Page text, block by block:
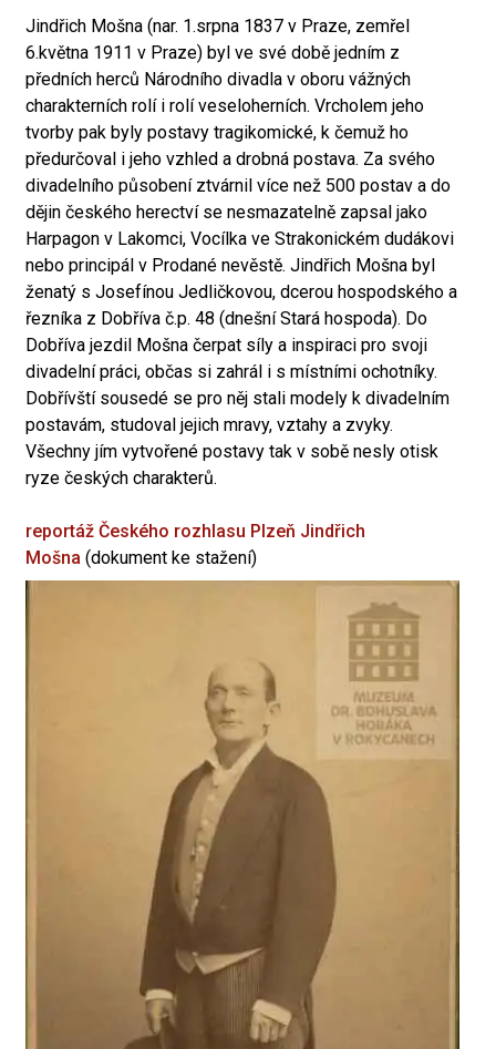
Jindřich Mošna (nar. 1.srpna 1837 v Praze, zemřel
6.května 1911 v Praze) byl ve své době jedním z
předních herců Národního divadla v oboru vážných
charakterních rolí i rolí veseloherních. Vrcholem jeho
tvorby pak byly postavy tragikomické, k čemuž ho
předurčoval i jeho vzhled a drobná postava. Za svého
divadelního působení ztvárnil více než 500 postav a do
dějin českého herectví se nesmazatelně zapsal jako
Harpagon v Lakomci, Vocílka ve Strakonickém dudákovi
nebo principál v Prodané nevěstě. Jindřich Mošna byl
ženatý s Josefínou Jedličkovou, dcerou hospodského a
řezníka z Dobříva č.p. 48 (dnešní Stará hospoda). Do
Dobříva jezdil Mošna čerpat síly a inspiraci pro svoji
divadelní práci, občas si zahrál i s místními ochotníky.
Dobřívští sousedé se pro něj stali modely k divadelním
postavám, studoval jejich mravy, vztahy a zvyky.
Všechny jím vytvořené postavy tak v sobě nesly otisk
ryze českých charakterů.
reportáž Českého rozhlasu Plzeň Jindřich
Mošna (dokument ke stažení)